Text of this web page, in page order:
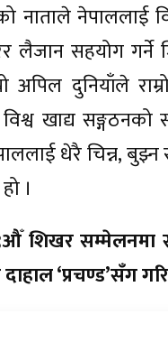
नेपाललाई
सहयोग गर्ने
अपिल दुनियाँले
विश्व खाद्य
धेरै चिन्न,
।
शिखर सम्मेलनमा
‘प्रचण्ड’सँग